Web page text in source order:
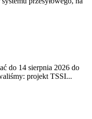
do 14 sierpnia 2026 do
projekt TSSI...